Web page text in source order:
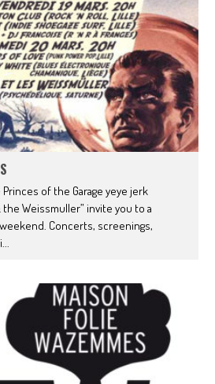
of the Garage yeye jerk
Weissmuller” invite you to a
Concerts, screenings,
...